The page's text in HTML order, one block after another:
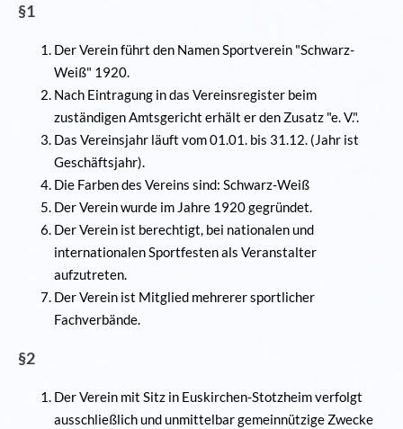
§1
Der Verein führt den Namen Sportverein "Schwarz-
Weiß" 1920.
Nach Eintragung in das Vereinsregister beim
zuständigen Amtsgericht erhält er den Zusatz "e. V.".
Das Vereinsjahr läuft vom 01.01. bis 31.12. (Jahr ist
Geschäftsjahr).
Die Farben des Vereins sind: Schwarz-Weiß
Der Verein wurde im Jahre 1920 gegründet.
Der Verein ist berechtigt, bei nationalen und
internationalen Sportfesten als Veranstalter
aufzutreten.
Der Verein ist Mitglied mehrerer sportlicher
Fachverbände.
§2
Der Verein mit Sitz in Euskirchen-Stotzheim verfolgt
ausschließlich und unmittelbar gemeinnützige Zwecke